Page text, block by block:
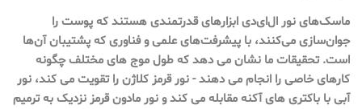
ماسک‌های نور ال‌ای‌دی ابزارهای قدرتمندی هستند که پوست را
جوان‌سازی می‌کنند، با پیشرفت‌های علمی و فناوری که پشتیبان آن‌ها
است. تحقیقات ما نشان می دهد که طول موج های مختلف چگونه
کارهای خاصی را انجام می دهند - نور قرمز کلاژن را تقویت می کند، نور
آبی با باکتری های آکنه مقابله می کند و نور مادون قرمز نزدیک به ترمیم